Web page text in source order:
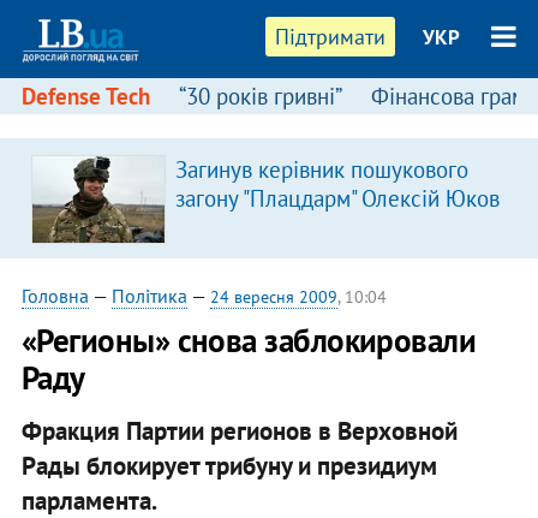
Підтримати УКР
Defense Tech “30 років гривні” Фінансова
Загинув керівник пошукового
загону "Плацдарм" Олексій Юков
Головна — Політика — 24 вересня 2009, 10:04
«Регионы» снова заблокировали
Раду
Фракция Партии регионов в Верховной
Рады блокирует трибуну и президиум
парламента.